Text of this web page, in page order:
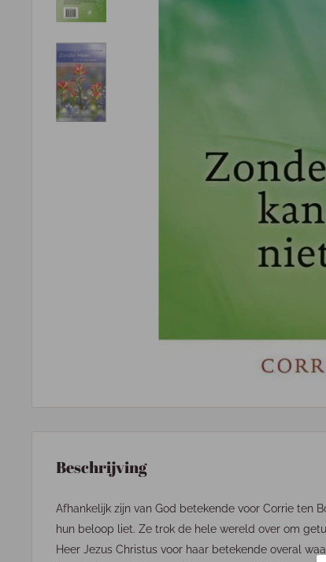
Beschrijving
Afhankelijk zijn van God betekende voor Corrie ten
hun beloop liet. Ze trok de hele wereld over om
Heer Jezus Christus voor haar betekende overal